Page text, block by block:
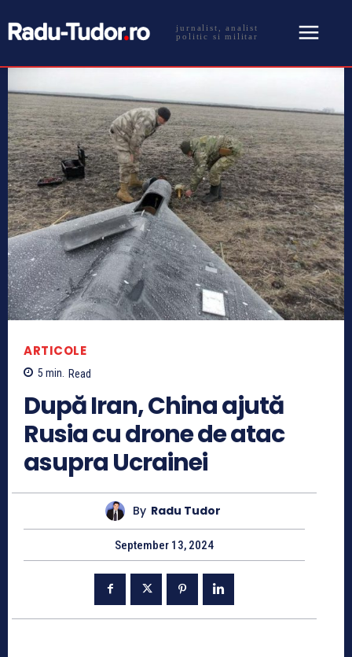
jurnalist, analist
politic si militar
ARTICOLE
5 min. Read
După Iran, China ajută
Rusia cu drone de atac
asupra Ucrainei
By Radu Tudor
September 13, 2024